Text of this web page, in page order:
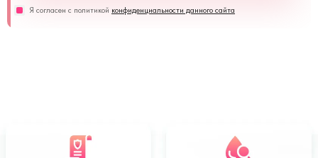
Я согласен с политикой конфиденциальности данного сайта